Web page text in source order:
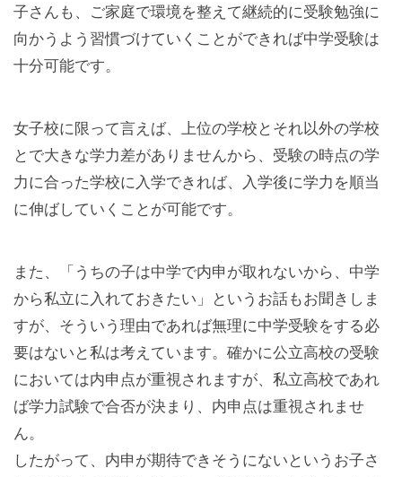
子さんも、ご家庭で環境を整えて継続的に受験勉強に
向かうよう習慣づけていくことができれば中学受験は
十分可能です。
女子校に限って言えば、上位の学校とそれ以外の学校
とで大きな学力差がありませんから、受験の時点の学
力に合った学校に入学できれば、入学後に学力を順当
に伸ばしていくことが可能です。
また、「うちの子は中学で内申が取れないから、中学
から私立に入れておきたい」というお話もお聞きしま
すが、そういう理由であれば無理に中学受験をする必
要はないと私は考えています。確かに公立高校の受験
においては内申点が重視されますが、私立高校であれ
ば学力試験で合否が決まり、内申点は重視されませ
ん。
したがって、内申が期待できそうにないというお子さ